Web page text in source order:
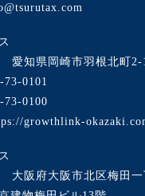
(1記事)
(1記事)
(2記事)
記事)
(2記事)
愛知県岡崎市羽根北町2-
73-0101
73-0100
growthlink-
大阪府大阪市北区梅田一